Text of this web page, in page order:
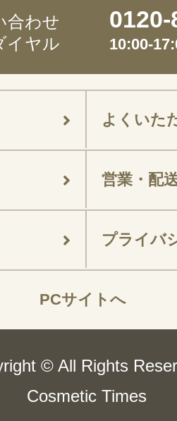
合わせ
イヤル
10:00-
よくいた
営業・配
プライバ
PCサイトへ
© All Rights
Cosmetic Times